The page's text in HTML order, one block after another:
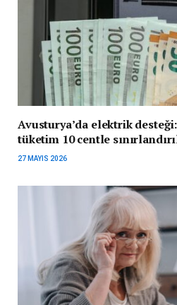
Avusturya’da elektrik
tüketim 10 centle
27 MAYIS 2026